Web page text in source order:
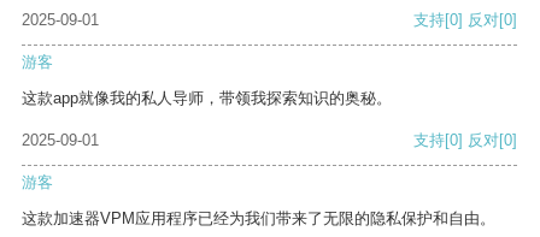
2025-09-01
支持[0] 反对[0]
游客
这款app就像我的私人导师，带领我探索知识的奥秘。
2025-09-01 支持[0] 反对[0]
游客
这款加速器VPM应用程序已经为我们带来了无限的隐私保护和自由。